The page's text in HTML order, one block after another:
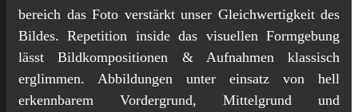
bereich das Foto verstärkt unser Gleichwertigkeit des
Bildes. Repetition inside das visuellen Formgebung
lässt Bildkompositionen & Aufnahmen klassisch
erglimmen. Abbildungen unter einsatz von hell
erkennbarem Vordergrund, Mittelgrund und